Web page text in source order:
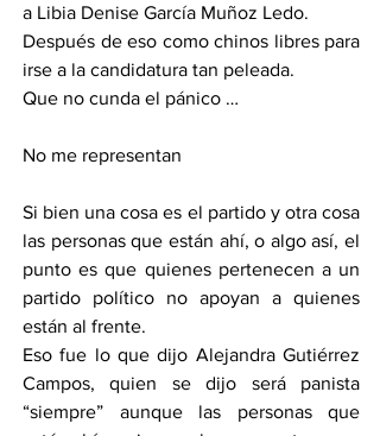
a Libia Denise García Muñoz Ledo.
Después de eso como chinos libres para
irse a la candidatura tan peleada.
Que no cunda el pánico …
No me representan
Si bien una cosa es el partido y otra cosa
las personas que están ahí, o algo así, el
punto es que quienes pertenecen a un
partido político no apoyan a quienes
están al frente.
Eso fue lo que dijo Alejandra Gutiérrez
Campos, quien se dijo será panista
“siempre” aunque las personas que